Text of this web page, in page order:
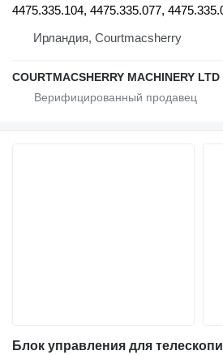
4475.335.104, 4475.335.077,
Ирландия, Courtmacsherry
COURTMACSHERRY MACHINERY LTD